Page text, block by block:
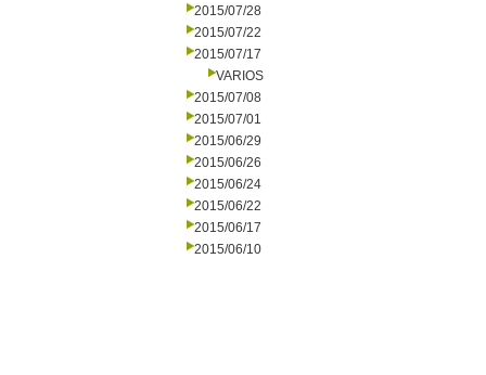
2015/07/28
2015/07/22
2015/07/17
VARIOS
2015/07/08
2015/07/01
2015/06/29
2015/06/26
2015/06/24
2015/06/22
2015/06/17
2015/06/10